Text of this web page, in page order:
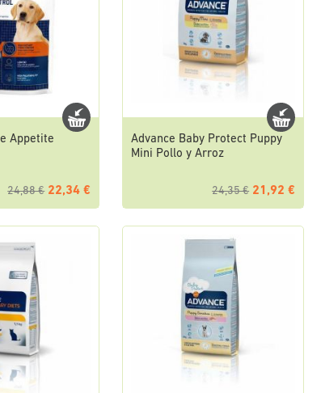
Appetite
24,88 € 22,34 €
Advance Baby Protect Puppy
Mini Pollo y Arroz
24,35 € 21,92 €